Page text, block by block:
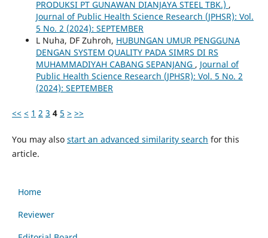
PRODUKSI PT GUNAWAN DIANJAYA STEEL TBK.) ,
Journal of Public Health Science Research (JPHSR): Vol.
5 No. 2 (2024): SEPTEMBER
L Nuha, DF Zuhroh, HUBUNGAN UMUR PENGGUNA
DENGAN SYSTEM QUALITY PADA SIMRS DI RS
MUHAMMADIYAH CABANG SEPANJANG , Journal of
Public Health Science Research (JPHSR): Vol. 5 No. 2
(2024): SEPTEMBER
<< < 1 2 3 4 5 > >>
You may also start an advanced similarity search for this
article.
Home
Reviewer